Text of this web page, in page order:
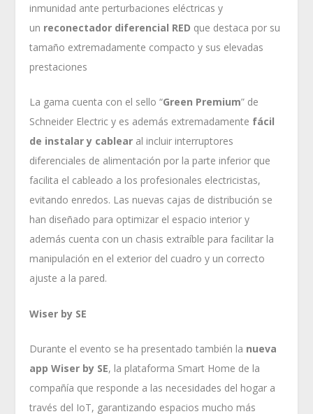
inmunidad ante perturbaciones eléctricas y
un reconectador diferencial RED que destaca por su
tamaño extremadamente compacto y sus elevadas
prestaciones
La gama cuenta con el sello “Green Premium” de
Schneider Electric y es además extremadamente fácil
de instalar y cablear al incluir interruptores
diferenciales de alimentación por la parte inferior que
facilita el cableado a los profesionales electricistas,
evitando enredos. Las nuevas cajas de distribución se
han diseñado para optimizar el espacio interior y
además cuenta con un chasis extraíble para facilitar la
manipulación en el exterior del cuadro y un correcto
ajuste a la pared.
Wiser by SE
Durante el evento se ha presentado también la nueva
app Wiser by SE, la plataforma Smart Home de la
compañía que responde a las necesidades del hogar a
través del IoT, garantizando espacios mucho más